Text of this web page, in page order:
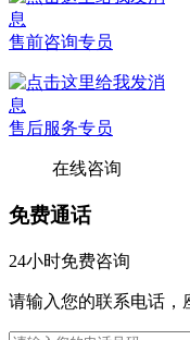
售前咨询专员
售后服务专员
在线咨询
免费通话
24小时免费咨询
请输入您的联系电话，